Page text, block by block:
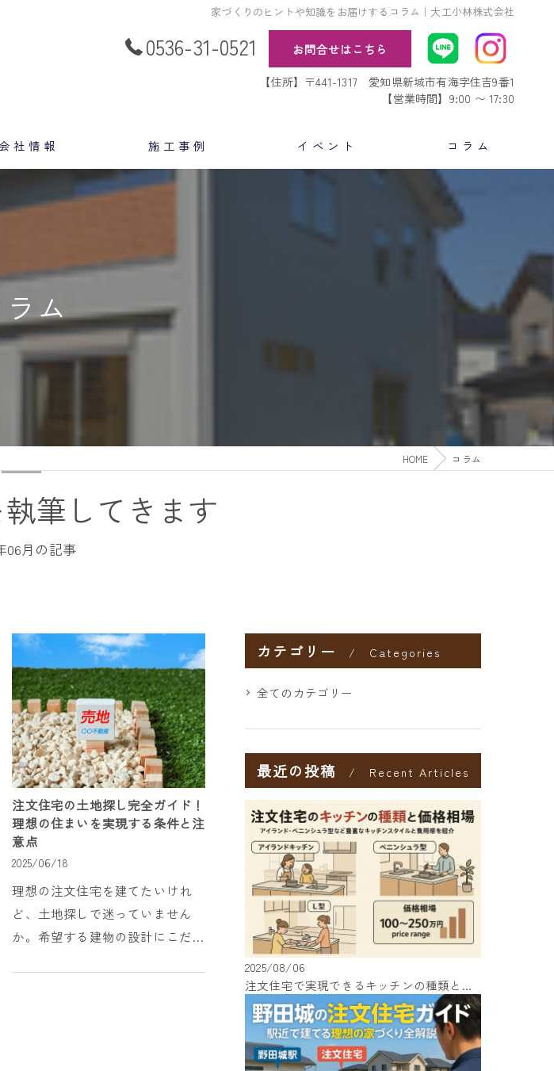
家づくりのヒントや知識をお届けするコラム｜大工小林株式会社
0536-31-0521 お問合せはこちら
【住所】〒441-1317 愛知県新城市有海字住吉9番1
【営業時間】9:00 〜 17:30
社情報
フ
施工事例 イベント コラム
ラム
HOME コラム
筆してきます
06月の記事
注文住宅の土地探し完全ガイド！
理想の住まいを実現する条件と注
意点
2025/06/18
理想の注文住宅を建てたいけれ
ど、土地探しで迷っていません
か。希望する建物の設計にこだわ
カテゴリー Categories
全てのカテゴリー
最近の投稿 Recent Articles
2025/08/06
注文住宅で実現できるキッチンの種類と価格相場を徹底解説！